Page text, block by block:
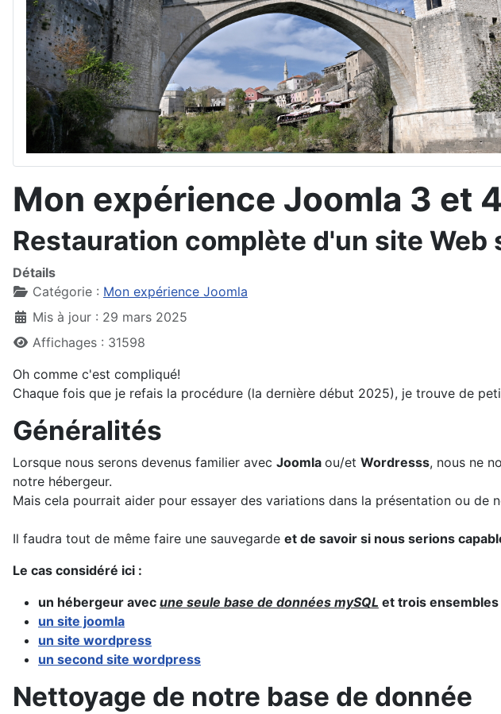
Mon expérience Joomla 3 et 4
Restauration complète d'un site Web
Détails
Catégorie : Mon expérience Joomla
Mis à jour : 29 mars 2025
Affichages : 31598
Oh comme c'est compliqué!
Chaque fois que je refais la procédure (la dernière début 2025), je trouve de
Généralités
Lorsque nous serons devenus familier avec Joomla ou/et Wordresss, nous ne
notre hébergeur.
Mais cela pourrait aider pour essayer des variations dans la présentation ou de
Il faudra tout de même faire une sauvegarde et de savoir si nous serions
Le cas considéré ici :
un hébergeur avec une seule base de données mySQL et trois
un site joomla
un site wordpress
un second site wordpress
Nettoyage de notre base de donnée